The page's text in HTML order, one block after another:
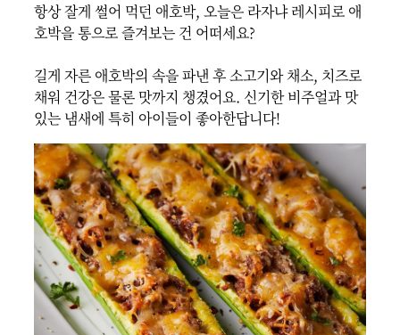
항상 잘게 썰어 먹던 애호박, 오늘은 라자냐 레시피로 애
호박을 통으로 즐겨보는 건 어떠세요?
길게 자른 애호박의 속을 파낸 후 소고기와 채소, 치즈로
채워 건강은 물론 맛까지 챙겼어요. 신기한 비주얼과 맛
있는 냄새에 특히 아이들이 좋아한답니다!